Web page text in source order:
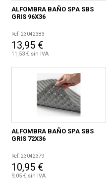
ALFOMBRA BAÑO SPA SBS
GRIS 96X36
Ref. 23042383
13,95 €
11,53 € sin IVA
ALFOMBRA BAÑO SPA SBS
GRIS 72X36
Ref. 23042379
10,95 €
9,05 € sin IVA